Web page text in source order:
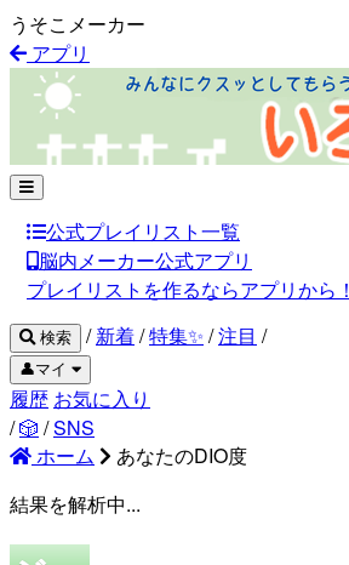
うそこメーカー
アプリ
公式プレイリスト一覧
脳内メーカー公式アプリ
プレイリストを作るならアプリから！
検索 / 新着/特集✨ /注目 /
👤マイ
履歴 お気に入り
/🎲 /SNS
ホーム
あなたのDIO度
結果を解析中...